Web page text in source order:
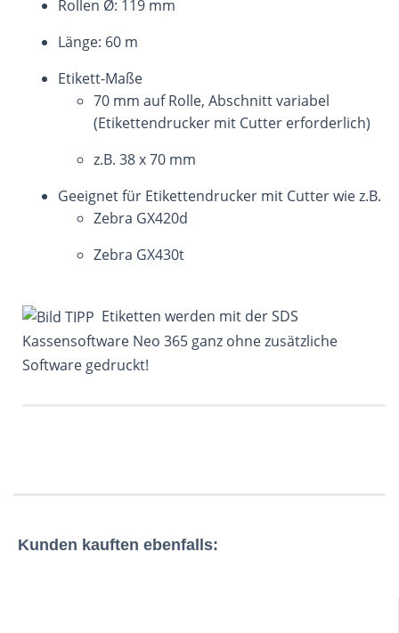
Rollen Ø: 119 mm
Länge: 60 m
Etikett-Maße
70 mm auf Rolle, Abschnitt variabel
(Etikettendrucker mit Cutter erforderlich)
z.B. 38 x 70 mm
Geeignet für Etikettendrucker mit Cutter wie z.B.
Zebra GX420d
Zebra GX430t
Etiketten werden mit der SDS
Kassensoftware Neo 365 ganz ohne zusätzliche
Software gedruckt!
Kunden kauften ebenfalls: